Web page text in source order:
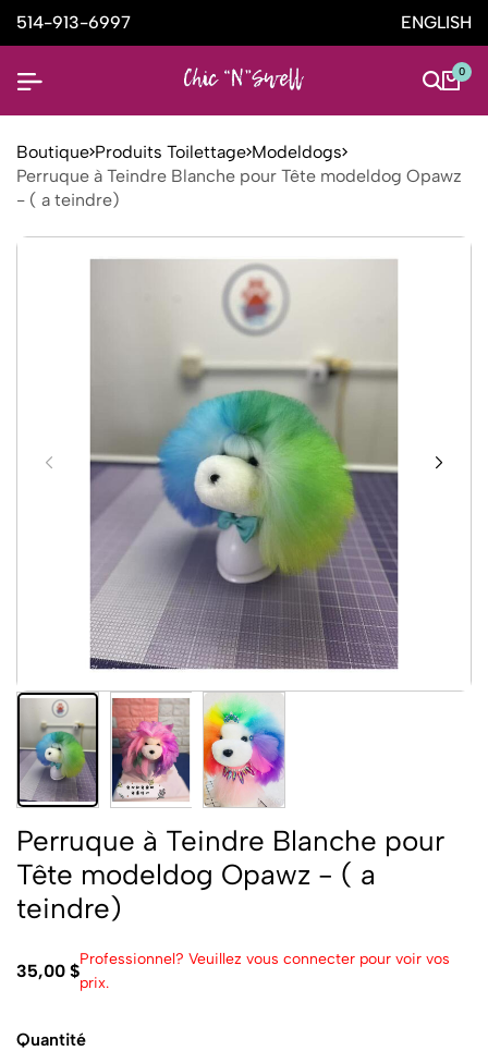
514-913-6997 ENGLISH
0
Boutique Produits Toilettage Modeldogs
Perruque à Teindre Blanche pour Tête modeldog Opawz
- ( a teindre)
Perruque à Teindre Blanche pour
Tête modeldog Opawz - ( a
teindre)
35,00 $
Professionnel? Veuillez vous connecter pour voir vos
prix.
Quantité